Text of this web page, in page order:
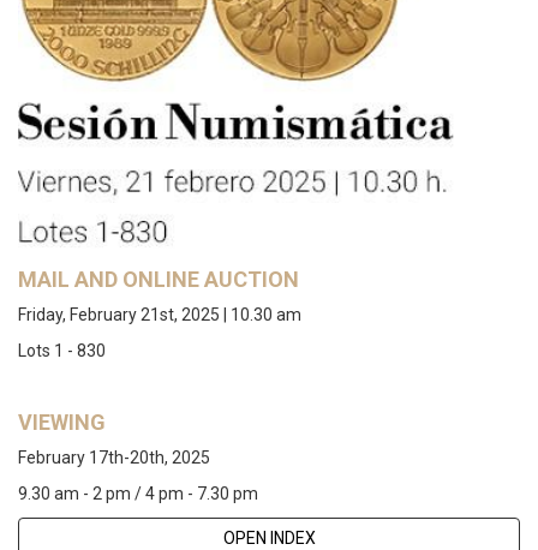
MAIL AND ONLINE AUCTION
Friday, February 21st, 2025 | 10.30 am
Lots 1 - 830
VIEWING
February 17th-20th, 2025
9.30 am - 2 pm / 4 pm - 7.30 pm
OPEN INDEX